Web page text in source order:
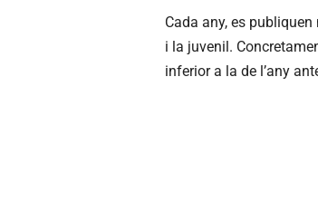
Cada any, es
i la juvenil.
inferior a la de l’any